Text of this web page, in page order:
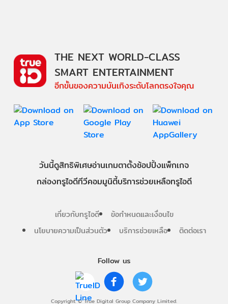
Follow us
Copyright © True Digital Group Company Limited.
THE NEXT WORLD-CLASS
SMART ENTERTAINMENT
อีกขั้นของความบันเทิงระดับโลกตรงใจคุณ
วันนี้ดูสิทธิพิเศษอ่านเกมตาตั้งช้อปปิ้งแพ็กเกจ
กล่องทรูไอดีทีวีคอมมูนิตี้บริการช่วยเหลือทรูไอดี
เกี่ยวกับทรูไอดี
ข้อกำหนดและเงื่อนไข
นโยบายความเป็นส่วนตัว
บริการช่วยเหลือ ติดต่อเรา